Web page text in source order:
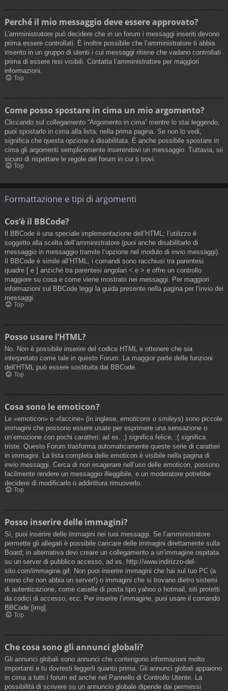
Perché il mio messaggio deve essere approvato?
L’amministratore può decidere che in un forum i messaggi inseriti devono
prima essere controllati. È inoltre possibile che l’amministratore ti abbia
inserito in un gruppo di utenti i cui messaggi ritiene che vadano controllati
prima di essere resi visibili. Contatta l’amministratore per maggiori
informazioni.
Top
Come posso spostare in cima un mio argomento?
Cliccando sul collegamento “Argomento in cima” mentre lo stai leggendo,
puoi spostarlo in cima alla lista, nella prima pagina. Se non lo vedi,
significa che questa opzione è disabilitata. È anche possibile spostare in
cima gli argomenti semplicemente inserendovi un messaggio. Tuttavia, sii
sicuro di rispettare le regole del forum in cui ti trovi.
Top
Formattazione e tipi di argomenti
Cos’è il BBCode?
Il BBCode è una speciale implementazione dell’HTML; l’utilizzo è
soggetto alla scelta dell’amministratore (puoi anche disabilitarlo di
messaggio in messaggio tramite l’opzione nel modulo di invio messaggi).
Il BBCode è simile all’HTML, i comandi sono racchiusi tra parentesi
quadre [ e ] anziché tra parentesi angolari < e > e offre un controllo
maggiore su cosa e come viene mostrato nei messaggi. Per maggiori
informazioni sul BBCode leggi la guida presente nella pagina per l’invio dei
messaggi.
Top
Posso usare l’HTML?
No. Non è possibile inserire del codice HTML e ottenere che sia
interpretato come tale in questo Forum. La maggior parte delle funzioni
dell’HTML può essere sostituita dal BBCode.
Top
Cosa sono le emoticon?
Le «emoticon» o «faccine» (in inglese, emoticons o smileys) sono piccole
immagini che possono essere usate per esprimere una sensazione o
un’emozione con pochi caratteri; ad es. :) significa felice, :( significa
triste. Questo Forum trasforma automaticamente queste serie di caratteri
in immagini. La lista completa delle emoticon è visibile nella pagina di
invio messaggi. Cerca di non esagerare nell’uso delle emoticon, possono
facilmente rendere un messaggio illeggibile, e un moderatore potrebbe
decidere di modificarlo o addirittura rimuoverlo.
Top
Posso inserire delle immagini?
Sì, puoi inserire delle immagini nei tuoi messaggi. Se l’amministratore
permette gli allegati è possibile caricare delle immagini direttamente sulla
Board; in alternativa devi creare un collegamento a un’immagine ospitata
su un server di pubblico accesso, ad es. http://www.indirizzo-del-
sito.com/immagine.gif. Non puoi inserire immagini che hai sul tuo PC (a
meno che non abbia un server!) o immagini che si trovano dietro sistemi
di autenticazione, come caselle di posta tipo yahoo o hotmail, siti protetti
da codici di accesso, ecc. Per inserire l’immagine, puoi usare il comando
BBCode [img].
Top
Che cosa sono gli annunci globali?
Gli annunci globali sono annunci che contengono informazioni molto
importanti e tu dovresti leggerli quanto prima. Gli annunci globali appaiono
in cima a tutti i forum ed anche nel Pannello di Controllo Utente. La
possibilità di scrivere su un annuncio globale dipende dai permessi